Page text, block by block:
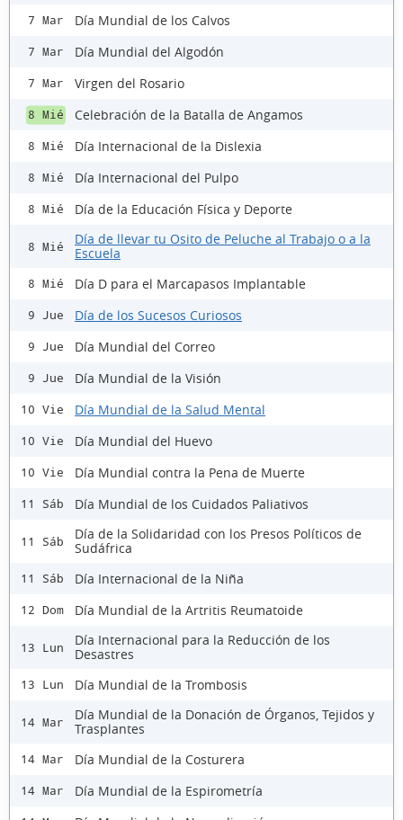
7 Mar Día Mundial de los Calvos
7 Mar Día Mundial del Algodón
7 Mar Virgen del Rosario
8 Mié Celebración de la Batalla de Angamos
8 Mié Día Internacional de la Dislexia
8 Mié Día Internacional del Pulpo
8 Mié Día de la Educación Física y Deporte
8 Mié
Día de llevar tu Osito de Peluche al Trabajo o a la
Escuela
8 Mié Día D para el Marcapasos Implantable
9 Jue Día de los Sucesos Curiosos
9 Jue Día Mundial del Correo
9 Jue Día Mundial de la Visión
10 Vie Día Mundial de la Salud Mental
10 Vie Día Mundial del Huevo
10 Vie Día Mundial contra la Pena de Muerte
11 Sáb Día Mundial de los Cuidados Paliativos
11 Sáb
Día de la Solidaridad con los Presos Políticos de
Sudáfrica
11 Sáb Día Internacional de la Niña
12 Dom Día Mundial de la Artritis Reumatoide
13 Lun
Día Internacional para la Reducción de los
Desastres
13 Lun Día Mundial de la Trombosis
14 Mar
Día Mundial de la Donación de Órganos, Tejidos y
Trasplantes
14 Mar Día Mundial de la Costurera
14 Mar Día Mundial de la Espirometría